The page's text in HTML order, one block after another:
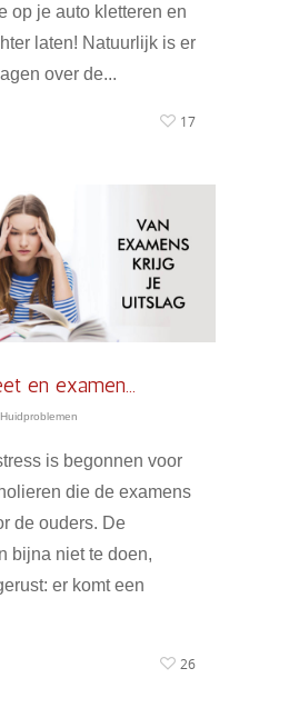
op je auto kletteren en
laten! Natuurlijk is er
over de...
17
en examen…
Huidproblemen
is begonnen voor
die de examens
de ouders. De
bijna niet te doen,
er komt een
26